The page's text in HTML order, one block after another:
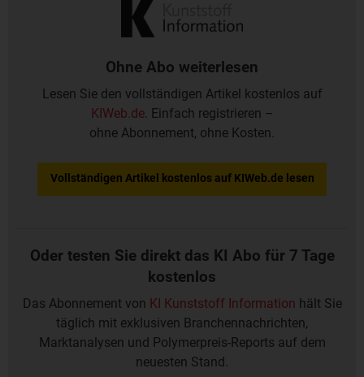
Ohne Abo weiterlesen
Lesen Sie den vollständigen Artikel kostenlos auf
KIWeb.de. Einfach registrieren –
ohne Abonnement, ohne Kosten.
Vollständigen Artikel kostenlos auf KIWeb.de lesen
Oder testen Sie direkt das KI Abo für 7 Tage
kostenlos
Das Abonnement von KI Kunststoff Information hält Sie
täglich mit exklusiven Branchennachrichten,
Marktanalysen und Polymerpreis-Reports auf dem
neuesten Stand.